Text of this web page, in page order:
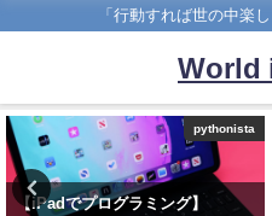
「行動すれば世の中楽
World
pythonista
【iPadでプログラミング】